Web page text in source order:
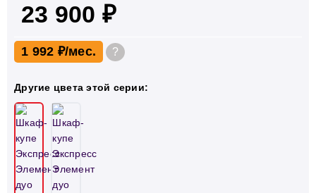
23 900 ₽
1 992 ₽ ?
Другие цвета этой серии: